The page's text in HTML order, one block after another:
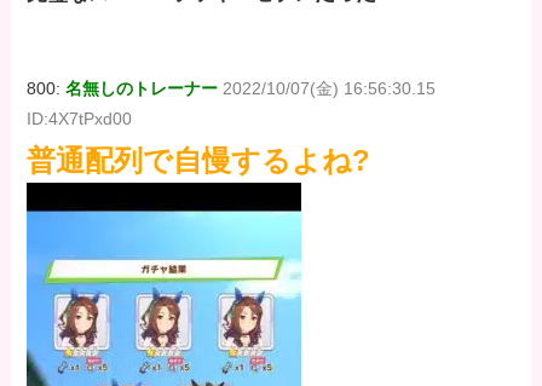
800:名無しのトレーナー 2022/10/07(金) 16:56:30.15
ID:4X7tPxd00
普通配列で自慢するよね?